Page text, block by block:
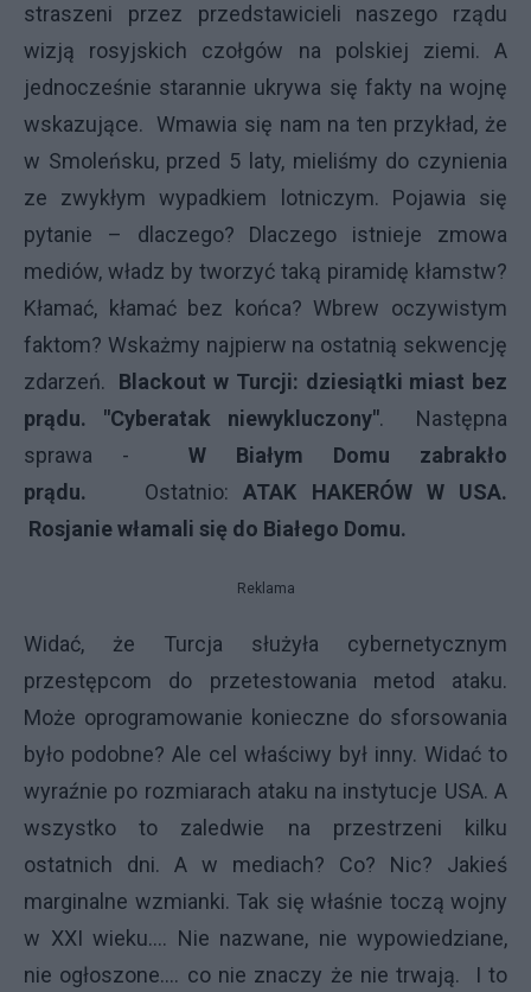
straszeni przez przedstawicieli naszego rządu
wizją rosyjskich czołgów na polskiej ziemi. A
jednocześnie starannie ukrywa się fakty na wojnę
wskazujące. Wmawia się nam na ten przykład, że
w Smoleńsku, przed 5 laty, mieliśmy do czynienia
ze zwykłym wypadkiem lotniczym. Pojawia się
pytanie – dlaczego? Dlaczego istnieje zmowa
mediów, władz by tworzyć taką piramidę kłamstw?
Kłamać, kłamać bez końca? Wbrew oczywistym
faktom? Wskażmy najpierw na ostatnią sekwencję
zdarzeń. Blackout w Turcji: dziesiątki miast bez
prądu. "Cyberatak niewykluczony". Następna
sprawa - W Białym Domu zabrakło
prądu.
Ostatnio:ATAK HAKERÓW W USA.
Rosjanie włamali się do Białego Domu.
Reklama
Widać, że Turcja służyła cybernetycznym
przestępcom do przetestowania metod ataku.
Może oprogramowanie konieczne do sforsowania
było podobne? Ale cel właściwy był inny. Widać to
wyraźnie po rozmiarach ataku na instytucje USA. A
wszystko to zaledwie na przestrzeni kilku
ostatnich dni. A w mediach? Co? Nic? Jakieś
marginalne wzmianki. Tak się właśnie toczą wojny
w XXI wieku…. Nie nazwane, nie wypowiedziane,
nie ogłoszone…. co nie znaczy że nie trwają. I to